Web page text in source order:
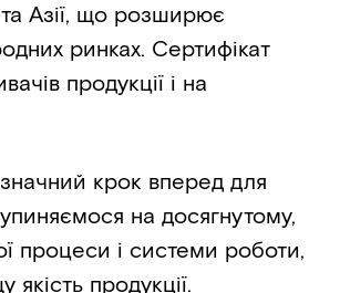
Азії, що розширює
ринках. Сертифікат
продукції і на
крок вперед для
на досягнутому,
процеси і системи роботи,
продукції.